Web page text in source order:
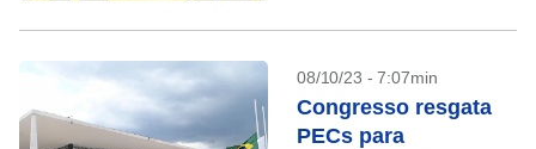
08/10/23 - 7:07min
Congresso resgata
PECs para